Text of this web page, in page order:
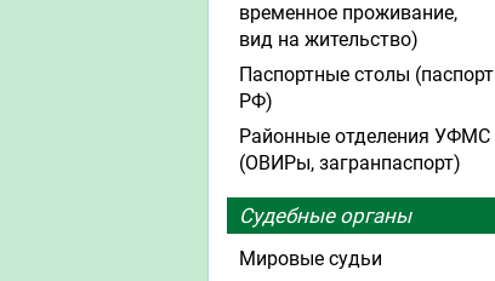
временное проживание,
вид на жительство)
Паспортные столы (паспорт
РФ)
Районные отделения УФМС
(ОВИРы, загранпаспорт)
Судебные органы
Мировые судьи